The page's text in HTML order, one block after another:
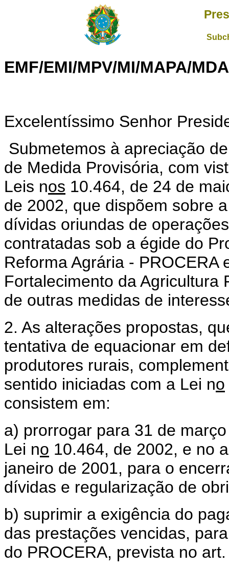
EMF/EMI/MPV/MI/MAPA/
Excelentíssimo Senhor
Submetemos à apreciação
de Medida Provisória, com
Leis nos 10.464, de 24 de
de 2002, que dispõem sobre
dívidas oriundas de
contratadas sob a égide do
Reforma Agrária - PROCERA
Fortalecimento da Agricultura
de outras medidas de
2. As alterações propostas,
tentativa de equacionar em
produtores rurais,
sentido iniciadas com a Lei no
consistem em:
a) prorrogar para 31 de
Lei no 10.464, de 2002, e no
janeiro de 2001, para o
dívidas e regularização de
b) suprimir a exigência do
das prestações vencidas,
do PROCERA, prevista no